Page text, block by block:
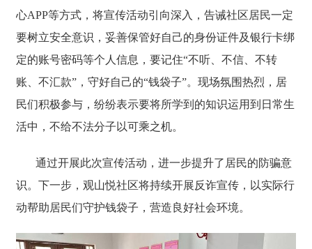
心APP等方式，将宣传活动引向深入，告诫社区居民一定
要树立安全意识，妥善保管好自己的身份证件及银行卡绑
定的账号密码等个人信息，要记住“不听、不信、不转
账、不汇款”，守好自己的“钱袋子”。现场氛围热烈，居
民们积极参与，纷纷表示要将所学到的知识运用到日常生
活中，不给不法分子以可乘之机。
通过开展此次宣传活动，进一步提升了居民的防骗意
识。下一步，观山悦社区将持续开展反诈宣传，以实际行
动帮助居民们守护钱袋子，营造良好社会环境。